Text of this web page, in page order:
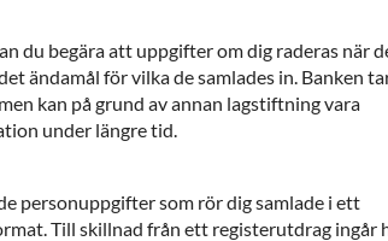
du begära att uppgifter om dig raderas när
ändamål för vilka de samlades in. Banken
kan på grund av annan lagstiftning vara
under längre tid.
personuppgifter som rör dig samlade i ett
Till skillnad från ett registerutdrag ingår